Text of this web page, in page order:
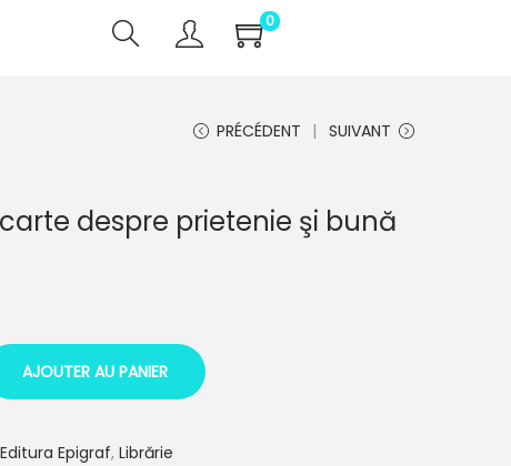
0
PRÉCÉDENT SUIVANT
despre prietenie şi bună
AJOUTER AU PANIER
Editura Epigraf, Librărie